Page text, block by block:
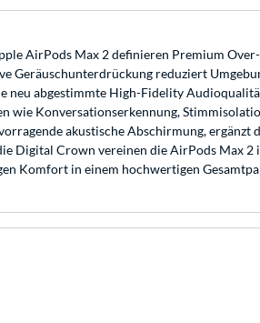
AirPods Max 2 definieren Premium
Geräuschunterdrückung reduziert
neu abgestimmte High-Fidelity
wie Konversationserkennung,
akustische Abschirmung,
Digital Crown vereinen die AirPods Max
Komfort in einem hochwertigen